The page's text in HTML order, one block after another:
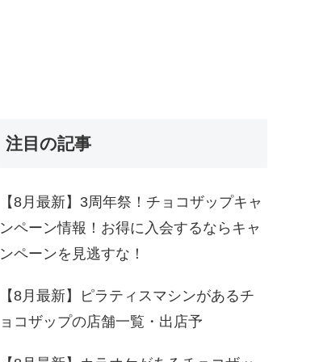
注目の記事
【8月最新】3周年祭！チョコザップキャ
ンペーン情報！お得に入会するならキャ
ンペーンを見逃すな！
【8月最新】ピラティスマシンがあるチ
ョコザップの店舗一覧・出店予